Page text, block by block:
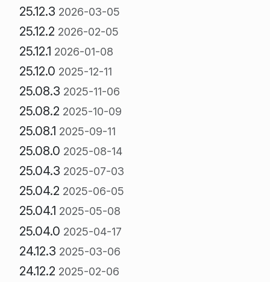
25.12.3 2026-03-05
25.12.2 2026-02-05
25.12.1 2026-01-08
25.12.0 2025-12-11
25.08.3 2025-11-06
25.08.2 2025-10-09
25.08.1 2025-09-11
25.08.0 2025-08-14
25.04.3 2025-07-03
25.04.2 2025-06-05
25.04.1 2025-05-08
25.04.0 2025-04-17
24.12.3 2025-03-06
24.12.2 2025-02-06